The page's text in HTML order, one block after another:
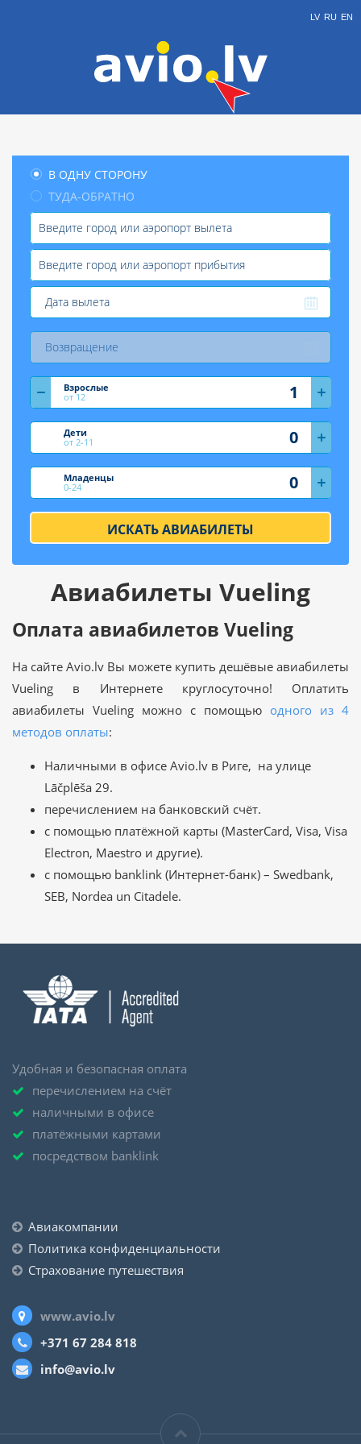
LV RU EN
В ОДНУ СТОРОНУ
ТУДА-ОБРАТНО
Взрослые
от 12
Дети
от 2-11
Младенцы
0-24
ИСКАТЬ АВИАБИЛЕТЫ
Авиабилеты Vueling
Оплата авиабилетов Vueling
На сайте Avio.lv Вы можете купить дешёвые авиабилеты
Vueling в Интернете круглосуточно! Оплатить
авиабилеты Vueling можно с помощью одного из 4
методов оплаты:
Наличными в офисе Avio.lv в Риге, на улице
Lāčplēša 29.
перечислением на банковский счёт.
с помощью платёжной карты (MasterCard, Visa, Visa
Electron, Maestro и другие).
с помощью banklink (Интернет-банк) – Swedbank,
SEB, Nordea un Citadele.
Удобная и безопасная оплата
перечислением на счёт
наличными в офисе
платёжными картами
посредством banklink
Авиакомпании
Политика конфиденциальности
Страхование путешествия
www.avio.lv
+371 67 284 818
info@avio.lv